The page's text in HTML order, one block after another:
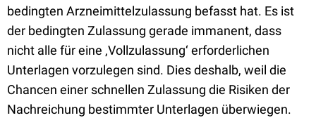
bedingten Arzneimittelzulassung befasst hat. Es ist
der bedingten Zulassung gerade immanent, dass
nicht alle für eine ‚Vollzulassung‘ erforderlichen
Unterlagen vorzulegen sind. Dies deshalb, weil die
Chancen einer schnellen Zulassung die Risiken der
Nachreichung bestimmter Unterlagen überwiegen.